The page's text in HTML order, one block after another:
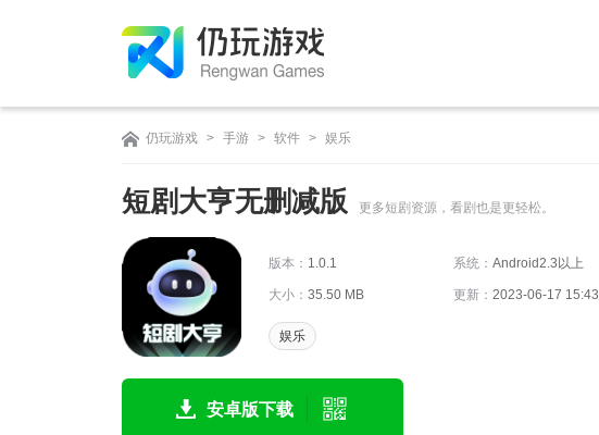
仍玩游戏 > 手游 > 软件 > 娱乐
短剧大亨无删减版 更多短剧资源，看剧也是更轻松。
版本： 1.0.1 系统： Android2.3以上
大小： 35.50 MB 更新： 2023-06-17 15:43
娱乐
安卓版下载